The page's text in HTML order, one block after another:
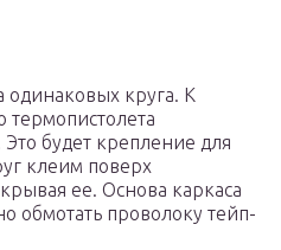
одинаковых круга. К
будет крепление для
клеим поверх
ее. Основа каркаса
обмотать проволоку тейп-